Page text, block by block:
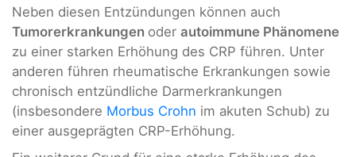
Neben diesen Entzündungen können auch
Tumorerkrankungen oder autoimmune Phänomene
zu einer starken Erhöhung des CRP führen. Unter
anderen führen rheumatische Erkrankungen sowie
chronisch entzündliche Darmerkrankungen
(insbesondere Morbus Crohn im akuten Schub) zu
einer ausgeprägten CRP-Erhöhung.